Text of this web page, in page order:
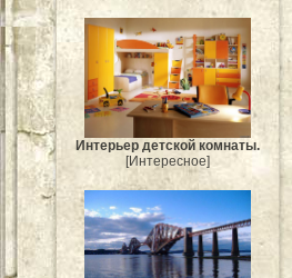
Интерьер детской комнаты.
[Интересное]